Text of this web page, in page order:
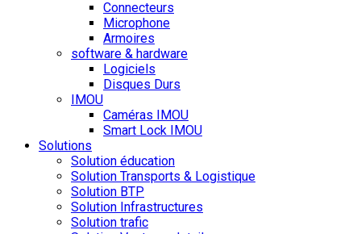
Connecteurs
Microphone
Armoires
software & hardware
Logiciels
Disques Durs
IMOU
Caméras IMOU
Smart Lock IMOU
Solutions
Solution éducation
Solution Transports & Logistique
Solution BTP
Solution Infrastructures
Solution trafic